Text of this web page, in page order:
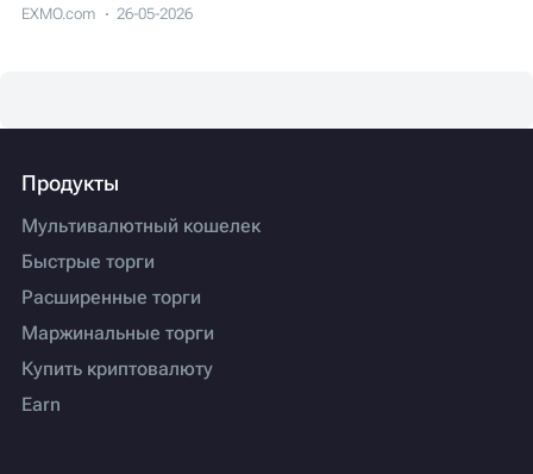
EXMO.com 26-05-2026
Продукты
Мультивалютный кошелек
Быстрые торги
Расширенные торги
Маржинальные торги
Купить криптовалюту
Earn